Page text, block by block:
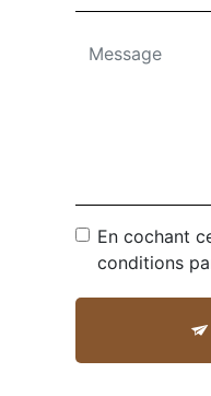
En cochant
conditions